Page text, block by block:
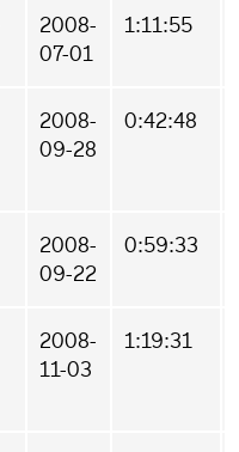
2008-
07-01
1:11:55
2008-
09-28
0:42:48
2008-
09-22
0:59:33
2008-
11-03
1:19:31